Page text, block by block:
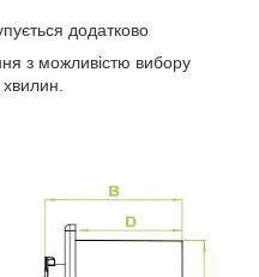
додатково
з можливістю вибору